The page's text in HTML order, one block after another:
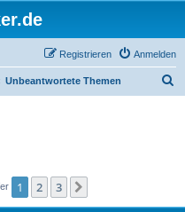
Anmelden
Registrieren
Unbeantwortete Themen
1 2 3